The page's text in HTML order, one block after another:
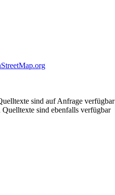
sind auf Anfrage verfügbar
sind ebenfalls verfügbar